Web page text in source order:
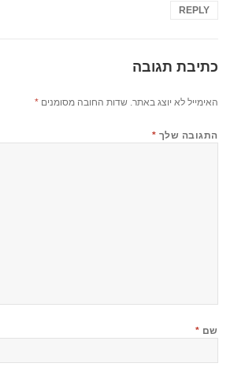
REPLY
כתיבת תגובה
האימייל לא יוצג באתר. שדות החובה מסומנים*
התגובה שלך*
שם*